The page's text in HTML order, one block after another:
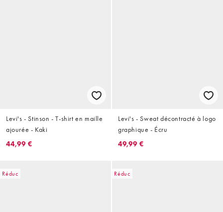
Levi's - Stinson - T-shirt en maille
ajourée - Kaki
44,99 €
Levi's - Sweat décontracté à logo
graphique - Écru
49,99 €
Réduc Réduc